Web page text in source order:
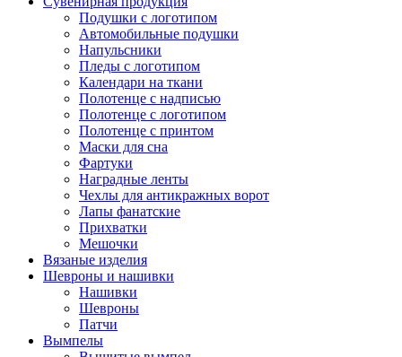
Подушки с логотипом
Автомобильные подушки
Напульсники
Пледы с логотипом
Календари на ткани
Полотенце с надписью
Полотенце с логотипом
Полотенце с принтом
Маски для сна
Фартуки
Наградные ленты
Чехлы для антикражных ворот
Лапы фанатские
Прихватки
Мешочки
Вязаные изделия
Шевроны и нашивки
Нашивки
Шевроны
Патчи
Вымпелы